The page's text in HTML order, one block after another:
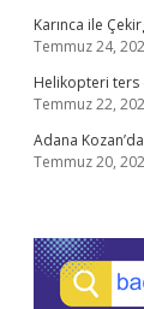
Karınca ile
Temmuz 24,
Helikopteri ters
Temmuz 22,
Adana
Temmuz 20,